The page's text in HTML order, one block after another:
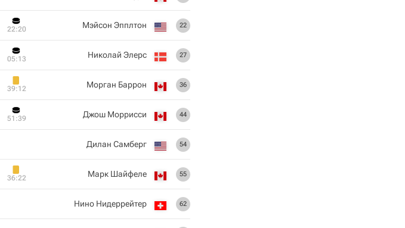
22
Мэйсон Эпплтон
22:20
27
Николай Элерс
05:13
36
Морган Баррон
39:12
44
Джош Моррисси
51:39
54
Дилан Самберг
55
Марк Шайфеле
36:22
62
Нино Нидеррейтер